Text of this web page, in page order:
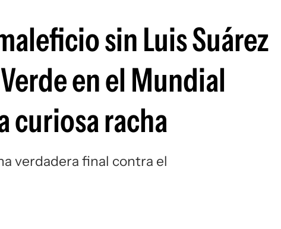
sin Luis Suárez
en el Mundial
curiosa racha
verdadera final contra el